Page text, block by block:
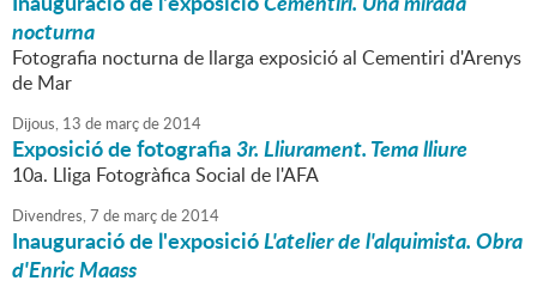
nocturna
Fotografia nocturna de llarga exposició al Cementiri d'Arenys
de Mar
Dijous, 13 de marçde2014
Exposició de fotografia3r. Lliurament. Tema lliure
10a. Lliga Fotogràfica Social de l'AFA
Divendres,7 de marçde2014
Inauguració de l'exposicióL'atelier de l'alquimista. Obra
d'Enric Maass